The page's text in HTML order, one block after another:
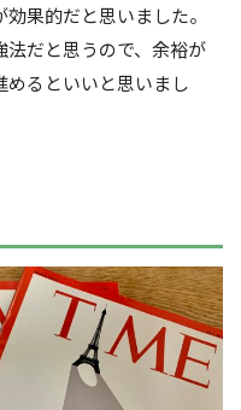
果的だと思いました。
法だと思うので、余裕が
めるといいと思いまし